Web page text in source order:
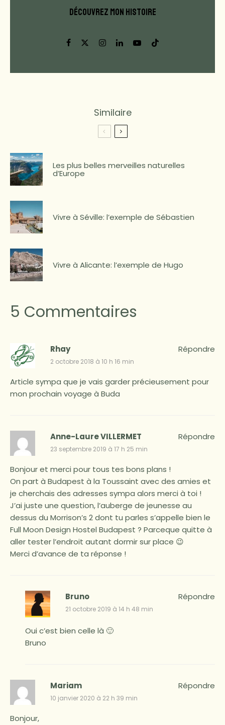
DÉCOUVREZ MON HISTOIRE
Similaire
Les plus belles merveilles naturelles
d’Europe
Vivre à Séville: l’exemple de Sébastien
Vivre à Alicante: l’exemple de Hugo
5 Commentaires
Rhay
2 octobre 2018 à 10 h 16 min
Article sympa que je vais garder précieusement pour
mon prochain voyage à Buda
Répondre
Anne-Laure VILLERMET
23 septembre 2019 à 17 h 25 min
Bonjour et merci pour tous tes bons plans !
On part à Budapest à la Toussaint avec des amies et
je cherchais des adresses sympa alors merci à toi !
J’ai juste une question, l’auberge de jeunesse au
dessus du Morrison’s 2 dont tu parles s’appelle bien le
Full Moon Design Hostel Budapest ? Parceque quitte à
aller tester l’endroit autant dormir sur place 😉
Merci d’avance de ta réponse !
Répondre
Bruno
21 octobre 2019 à 14 h 48 min
Oui c’est bien celle là 🙂
Bruno
Répondre
Mariam
10 janvier 2020 à 22 h 39 min
Bonjour,
Répondre